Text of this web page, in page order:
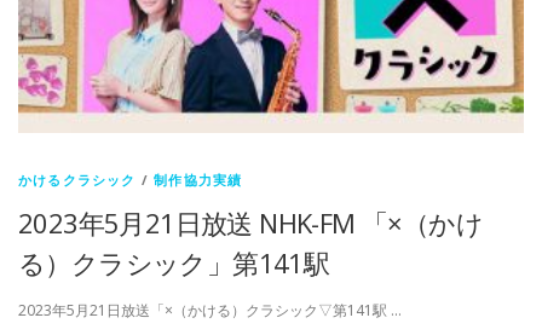
かけるクラシック /制作協力実績
2023年5月21日放送 NHK-FM 「×（かけ
る）クラシック」第141駅
2023年5月21日放送「×（かける）クラシック▽第141駅 …